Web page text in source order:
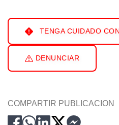
TENGA CUIDADO
DENUNCIAR
COMPARTIR PUBLICACION